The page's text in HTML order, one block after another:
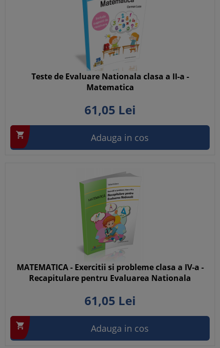
Teste de Evaluare Nationala clasa a II-a -
Matematica
61,05 Lei
 Adauga in cos
MATEMATICA - Exercitii si probleme clasa a IV-a -
Recapitulare pentru Evaluarea Nationala
61,05 Lei
 Adauga in cos